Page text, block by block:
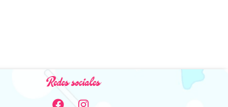
Redes sociales